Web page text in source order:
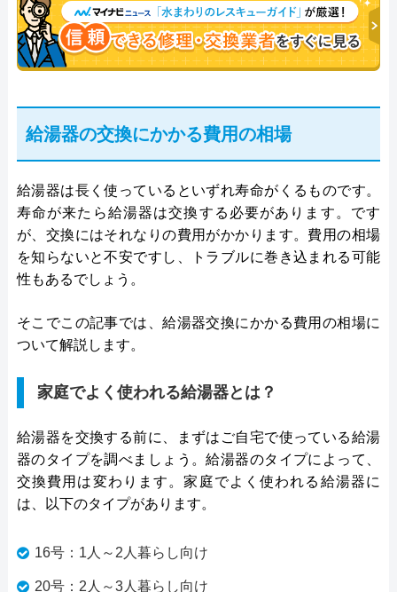
ャリスト。
給湯器の交換にかかる費用の相場
給湯器は長く使っているといずれ寿命がくるものです。
寿命が来たら給湯器は交換する必要があります。です
が、交換にはそれなりの費用がかかります。費用の相場
を知らないと不安ですし、トラブルに巻き込まれる可能
性もあるでしょう。
そこでこの記事では、給湯器交換にかかる費用の相場に
ついて解説します。
家庭でよく使われる給湯器とは？
給湯器を交換する前に、まずはご自宅で使っている給湯
器のタイプを調べましょう。給湯器のタイプによって、
交換費用は変わります。家庭でよく使われる給湯器に
は、以下のタイプがあります。
16号：1人～2人暮らし向け
20号：2人～3人暮らし向け